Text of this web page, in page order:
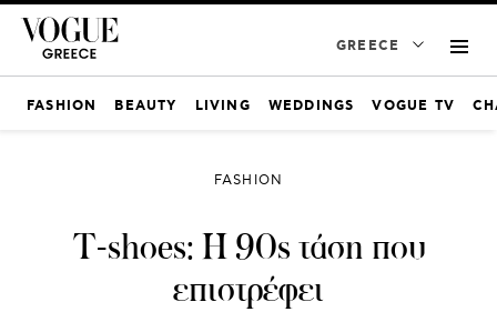
GREECE
FASHION BEAUTY LIVING WEDDINGS VOGUE TV
FASHION
Τ-shoes: Η 90s τάση που
επιστρέφει